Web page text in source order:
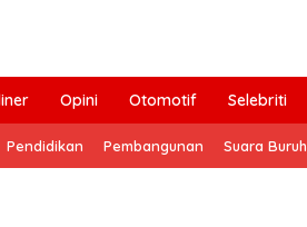
Opini Otomotif Selebriti
Pendidikan Pembangunan Suara Buruh